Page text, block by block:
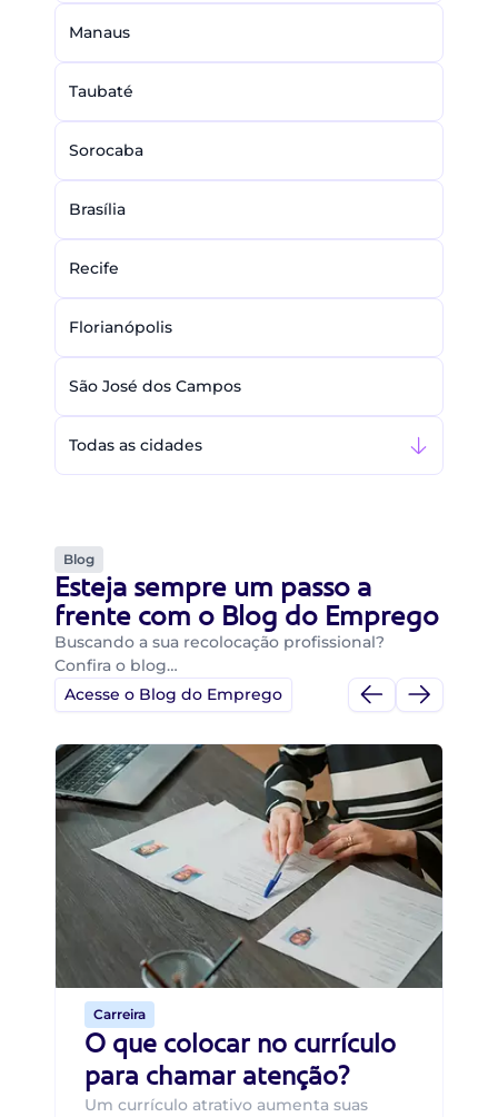
Manaus
Taubaté
Sorocaba
Brasília
Recife
Florianópolis
São José dos Campos
Todas as cidades
Blog
Esteja sempre um passo a
frente com o Blog do Emprego
Buscando a sua recolocação profissional?
Confira o blog…
Acesse o Blog do Emprego
Carreira
O que colocar no currículo
para chamar atenção?
Um currículo atrativo aumenta suas